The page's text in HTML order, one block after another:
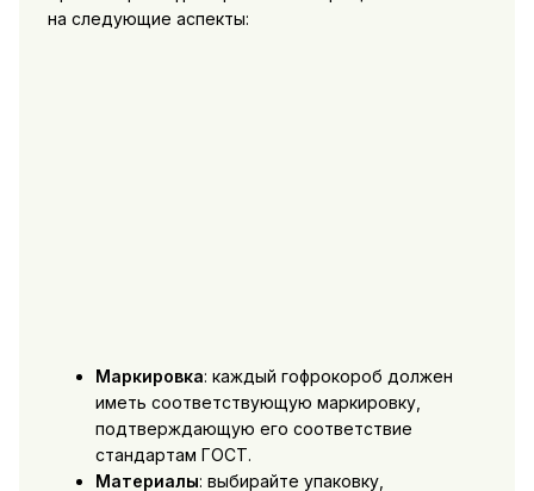
на следующие аспекты:
Маркировка: каждый гофрокороб должен
иметь соответствующую маркировку,
подтверждающую его соответствие
стандартам ГОСТ.
Материалы: выбирайте упаковку,